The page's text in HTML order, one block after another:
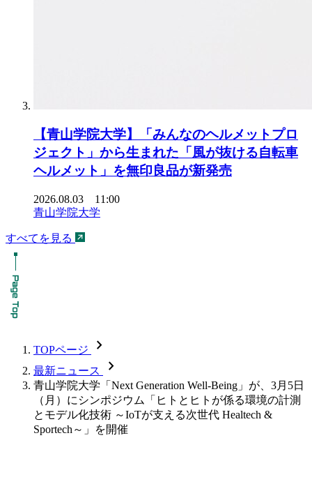
【青山学院大学】「みんなのヘルメットプロ
ジェクト」から生まれた「風が抜ける自転車
ヘルメット」を無印良品が新発売
2026.08.03 11:00
青山学院大学
すべてを見る
TOPページ chevron_forward
最新ニュース chevron_forward
青山学院大学「Next Generation Well-Being」が、3月5日
（月）にシンポジウム「ヒトとヒトが係る環境の計測
とモデル化技術 ～IoTが支える次世代 Healtech &
Sportech～」を開催